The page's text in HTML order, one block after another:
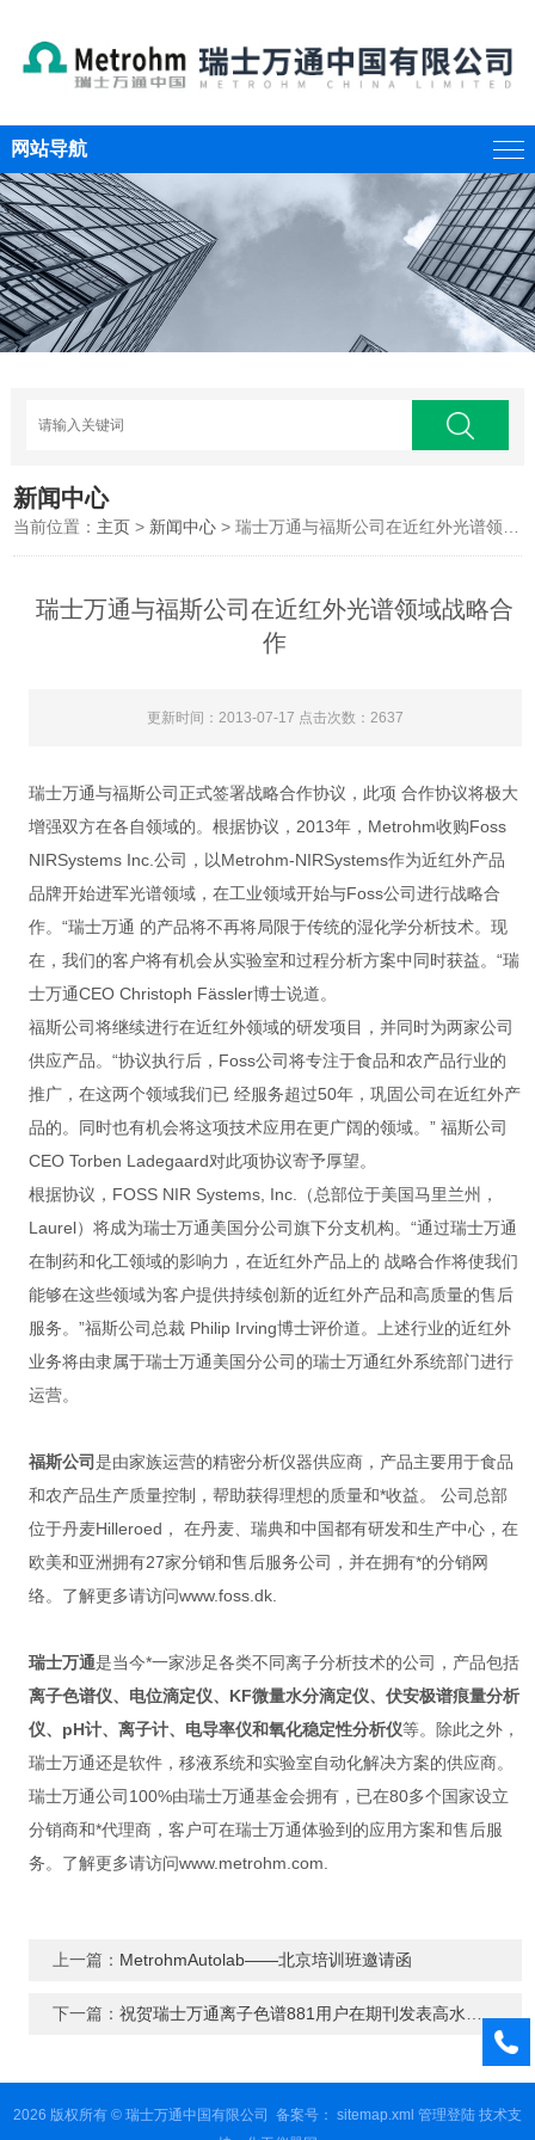
网站导航
新闻中心
当前位置： 主页 > 新闻中心 > 瑞士万通与福斯公司在近红外光谱领域战略合作
瑞士万通与福斯公司在近红外光谱领域战略合
作
更新时间：2013-07-17 点击次数：2637
瑞士万通与福斯公司正式签署战略合作协议，此项 合作协议将极大
增强双方在各自领域的。根据协议，2013年，Metrohm收购Foss
NIRSystems Inc.公司，以Metrohm-NIRSystems作为近红外产品
品牌开始进军光谱领域，在工业领域开始与Foss公司进行战略合
作。“瑞士万通 的产品将不再将局限于传统的湿化学分析技术。现
在，我们的客户将有机会从实验室和过程分析方案中同时获益。“瑞
士万通CEO Christoph Fässler博士说道。
福斯公司将继续进行在近红外领域的研发项目，并同时为两家公司
供应产品。“协议执行后，Foss公司将专注于食品和农产品行业的
推广，在这两个领域我们已 经服务超过50年，巩固公司在近红外产
品的。同时也有机会将这项技术应用在更广阔的领域。” 福斯公司
CEO Torben Ladegaard对此项协议寄予厚望。
根据协议，FOSS NIR Systems, Inc.（总部位于美国马里兰州，
Laurel）将成为瑞士万通美国分公司旗下分支机构。“通过瑞士万通
在制药和化工领域的影响力，在近红外产品上的 战略合作将使我们
能够在这些领域为客户提供持续创新的近红外产品和高质量的售后
服务。”福斯公司总裁 Philip Irving博士评价道。上述行业的近红外
业务将由隶属于瑞士万通美国分公司的瑞士万通红外系统部门进行
运营。
福斯公司是由家族运营的精密分析仪器供应商，产品主要用于食品
和农产品生产质量控制，帮助获得理想的质量和*收益。 公司总部
位于丹麦Hilleroed， 在丹麦、瑞典和中国都有研发和生产中心，在
欧美和亚洲拥有27家分销和售后服务公司，并在拥有*的分销网
络。了解更多请访问www.foss.dk.
瑞士万通是当今*一家涉足各类不同离子分析技术的公司，产品包括
离子色谱仪、电位滴定仪、KF微量水分滴定仪、伏安极谱痕量分析
仪、pH计、离子计、电导率仪和氧化稳定性分析仪等。除此之外，
瑞士万通还是软件，移液系统和实验室自动化解决方案的供应商。
瑞士万通公司100%由瑞士万通基金会拥有，已在80多个国家设立
分销商和*代理商，客户可在瑞士万通体验到的应用方案和售后服
务。了解更多请访问www.metrohm.com.
上一篇： MetrohmAutolab——北京培训班邀请函
下一篇： 祝贺瑞士万通离子色谱881用户在期刊发表高水平文章！
2026 版权所有 © 瑞士万通中国有限公司 备案号： sitemap.xml 管理登陆技术支